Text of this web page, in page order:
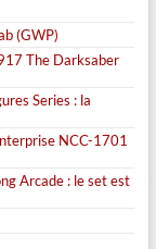
(GWP)
The Darksaber
Series : la
NCC-1701
Arcade : le set est